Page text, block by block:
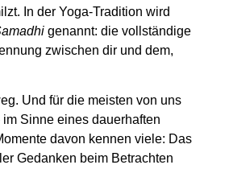
In der Yoga-Tradition wird
genannt: die vollständige
zwischen dir und dem,
Und für die meisten von uns
Sinne eines dauerhaften
davon kennen viele: Das
Gedanken beim Betrachten